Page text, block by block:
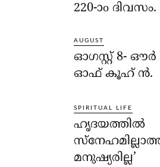
220-ാo ദിവസം.
AUGUST
ഓഗസ്റ്റ് 8- ഔര്‍
ഓഫ് കൂഹ് ന്‍.
SPIRITUAL LIFE
ഹൃദയത്തില്‍
മനുഷ്യരില്ല’